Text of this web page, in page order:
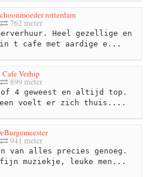
rotterdam
762 meter
Heel gezellige en
t cafe met aardige e...
Cafe Verhip
899 meter
of 4 geweest en altijd top.
voelt er zich thuis....
941 meter
van alles precies genoeg.
muziekje, leuke men...